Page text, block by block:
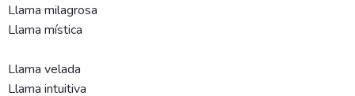
Llama milagrosa
Llama mística
Llama velada
Llama intuitiva